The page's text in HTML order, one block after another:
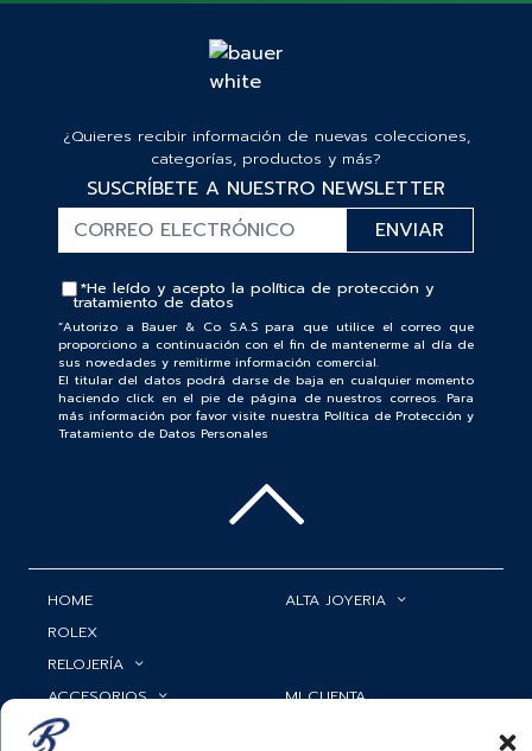
¿Quieres recibir información de nuevas colecciones,
categorías, productos y más?
SUSCRÍBETE A NUESTRO NEWSLETTER
*He leído y acepto la política de protección y
tratamiento de datos
“Autorizo a Bauer & Co S.A.S para que utilice el correo que
proporciono a continuación con el fin de mantenerme al día de
sus novedades y remitirme información comercial.
El titular del datos podrá darse de baja en cualquier momento
haciendo click en el pie de página de nuestros correos. Para
más información por favor visite nuestra Política de Protección y
Tratamiento de Datos Personales
HOME
ROLEX
RELOJERÍA
ALTA JOYERIA
ACCESORIOS
BAUER NEWS
MI CUENTA